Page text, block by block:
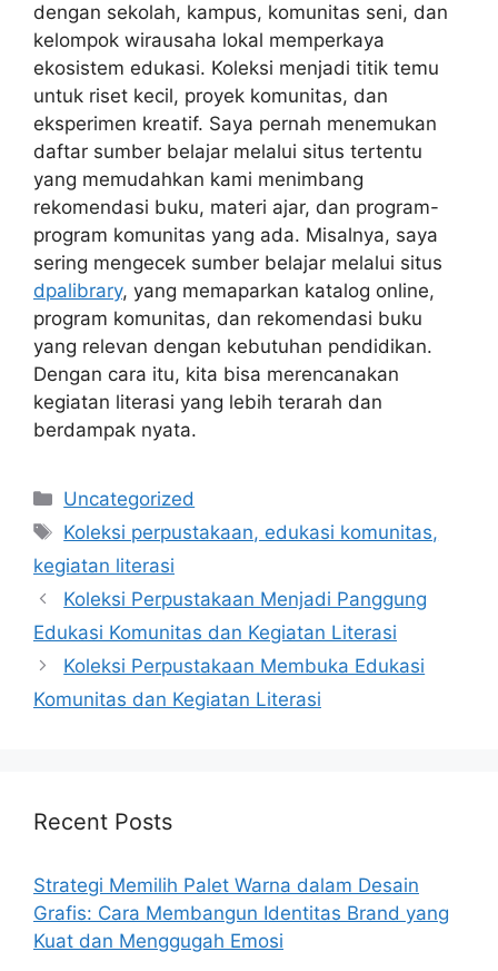
dengan sekolah, kampus, komunitas seni, dan
kelompok wirausaha lokal memperkaya
ekosistem edukasi. Koleksi menjadi titik temu
untuk riset kecil, proyek komunitas, dan
eksperimen kreatif. Saya pernah menemukan
daftar sumber belajar melalui situs tertentu
yang memudahkan kami menimbang
rekomendasi buku, materi ajar, dan program-
program komunitas yang ada. Misalnya, saya
sering mengecek sumber belajar melalui situs
dpalibrary, yang memaparkan katalog online,
program komunitas, dan rekomendasi buku
yang relevan dengan kebutuhan pendidikan.
Dengan cara itu, kita bisa merencanakan
kegiatan literasi yang lebih terarah dan
berdampak nyata.
Categories
Uncategorized
Tags
Koleksi perpustakaan, edukasi komunitas,
kegiatan literasi
Koleksi Perpustakaan Menjadi Panggung
Edukasi Komunitas dan Kegiatan Literasi
Koleksi Perpustakaan Membuka Edukasi
Komunitas dan Kegiatan Literasi
Recent Posts
Strategi Memilih Palet Warna dalam Desain
Grafis: Cara Membangun Identitas Brand yang
Kuat dan Menggugah Emosi